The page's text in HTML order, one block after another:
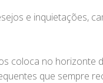
e inquietações,
coloca no horizonte
que sempre